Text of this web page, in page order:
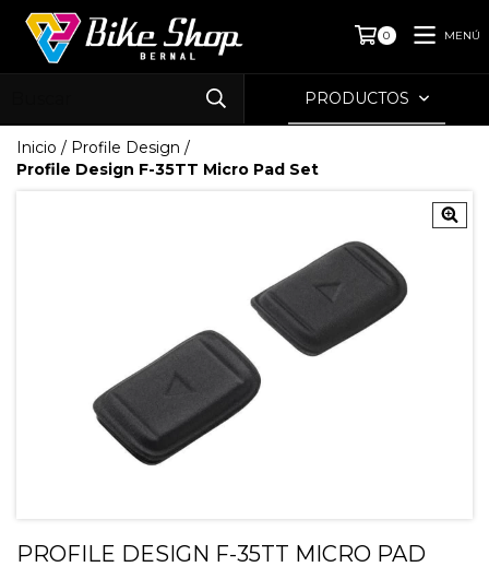
0 MENÚ
PRODUCTOS
Inicio / Profile Design /
Profile Design F-35TT Micro Pad Set
PROFILE DESIGN F-35TT MICRO PAD